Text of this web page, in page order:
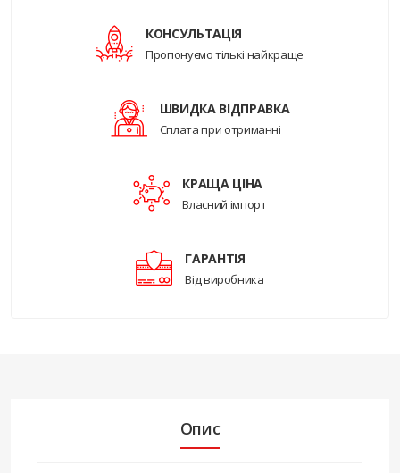
КОНСУЛЬТАЦІЯ
Пропонуємо тількі найкраще
ШВИДКА ВІДПРАВКА
Сплата при отриманні
КРАЩА ЦІНА
Власний імпорт
ГАРАНТІЯ
Від виробника
Опис